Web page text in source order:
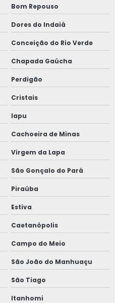
Bom Repouso
Dores do Indaiá
Conceição do Rio Verde
Chapada Gaúcha
Perdigão
Cristais
Iapu
Cachoeira de Minas
Virgem da Lapa
São Gonçalo do Pará
Piraúba
Estiva
Caetanópolis
Campo do Meio
São João do Manhuaçu
São Tiago
Itanhomi